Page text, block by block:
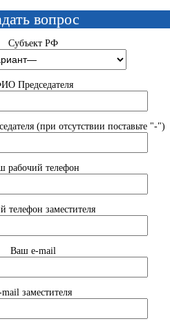
вопрос
Субъект РФ
Председателя
(при отсутствии поставьте "-")
рабочий телефон
телефон заместителя
Ваш e-mail
mail заместителя